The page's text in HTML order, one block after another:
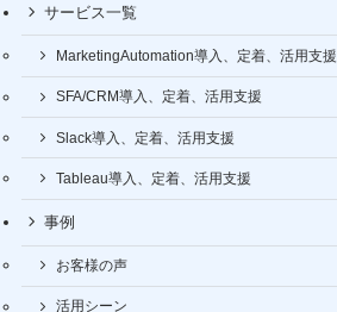
サービス一覧
MarketingAutomation導入、定着、活用支援
SFA/CRM導入、定着、活用支援
Slack導入、定着、活用支援
Tableau導入、定着、活用支援
事例
お客様の声
活用シーン